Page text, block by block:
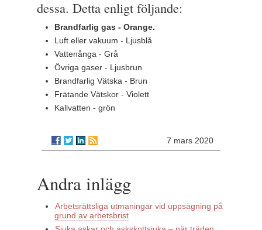
dessa. Detta enligt följande:
Brandfarlig gas - Orange.
Luft eller vakuum - Ljusblå
Vattenånga - Grå
Övriga gaser - Ljusbrun
Brandfarlig Vätska - Brun
Frätande Vätskor - Violett
Kallvatten - grön
7 mars 2020
Andra inlägg
Arbetsrättsliga utmaningar vid uppsägning på
grund av arbetsbrist